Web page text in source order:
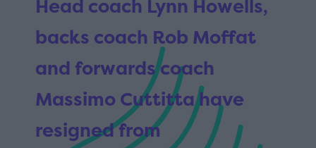
Head coach Lynn Howells,
backs coach Rob Moffat
and forwards coach
Massimo Cuttitta have
resigned from